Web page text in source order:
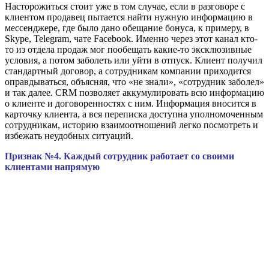
Насторожиться стоит уже в том случае, если в разговоре с
клиентом продавец пытается найти нужную информацию в
мессенджере, где было дано обещание бонуса, к примеру, в
Skype, Telegram, чате Facebook. Именно через этот канал кто-
то из отдела продаж мог пообещать какие-то эксклюзивные
условия, а потом заболеть или уйти в отпуск. Клиент получил
стандартный договор, а сотрудникам компании приходится
оправдываться, объясняя, что «не знали», «сотрудник заболел»
и так далее. CRM позволяет аккумулировать всю информацию
о клиенте и договоренностях с ним. Информация вносится в
карточку клиента, а вся переписка доступна уполномоченным
сотрудникам, историю взаимоотношений легко посмотреть и
избежать неудобных ситуаций.
Признак №4. Каждый сотрудник работает со своими
клиентами напрямую